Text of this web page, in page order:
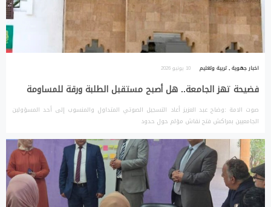
اخبار جهوية,تربية وتعليم 10 يونيو 2026
فضيحة تهز الجامعة.. هل أصبح مستقبل الطلبة ورقة للمساومة
صوت الامة :وضاح عبد العزيز أعاد التسجيل الصوتي المتداول والمنسوب إلى أحد المسؤولين
الجامعيين بمراكش فتح نقاش مؤلم حول حدود